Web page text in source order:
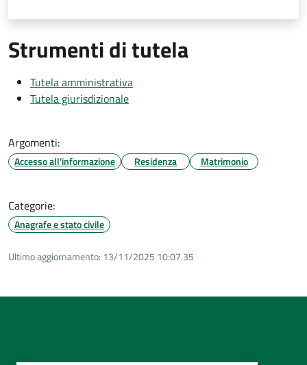
Strumenti di tutela
Tutela amministrativa
Tutela giurisdizionale
Argomenti:
Accesso all'informazione Residenza Matrimonio
Categorie:
Anagrafe e stato civile
Ultimo aggiornamento: 13/11/2025 10:07.35